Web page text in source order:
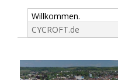
Willkommen.
CYCROFT.de